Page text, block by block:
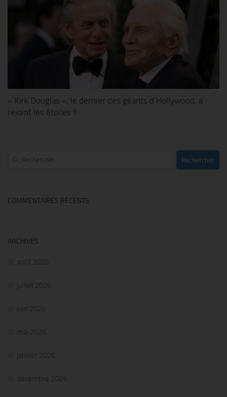
« Kirk Douglas », le dernier des géants d’Hollywood, a
rejoint les étoiles !!
Rechercher :
COMMENTAIRES RÉCENTS
ARCHIVES
août 2026
juillet 2026
juin 2026
mai 2026
janvier 2026
décembre 2025